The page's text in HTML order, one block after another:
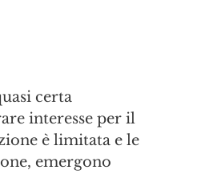
certa
interesse per il
è limitata e le
emergono